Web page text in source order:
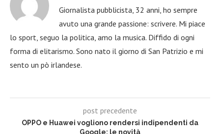
Giornalista pubblicista, 32 anni, ho sempre
avuto una grande passione: scrivere. Mi piace
lo sport, seguo la politica, amo la musica. Diffido di ogni
forma di elitarismo. Sono nato il giorno di San Patrizio e mi
sento un pò irlandese.
post precedente
OPPO e Huawei vogliono rendersi indipendenti da
Google: le novità